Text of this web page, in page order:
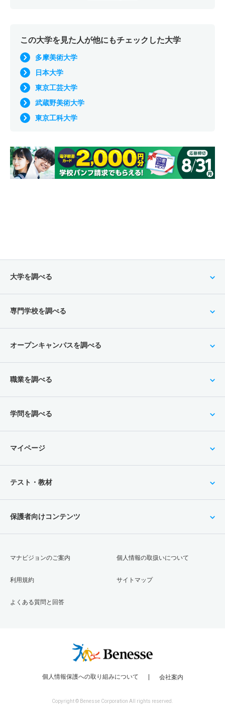
この大学を見た人が他にもチェックした大学
多摩美術大学
日本大学
東京工芸大学
武蔵野美術大学
東京工科大学
大学を調べる
専門学校を調べる
オープンキャンパスを調べる
職業を調べる
学問を調べる
マイページ
テスト・教材
保護者向けコンテンツ
マナビジョンのご案内
利用規約
よくある質問と回答
個人情報の取扱いについて
サイトマップ
個人情報保護への取り組みについて 会社案内
Copyright © Benesse Corporation All rights reserved.